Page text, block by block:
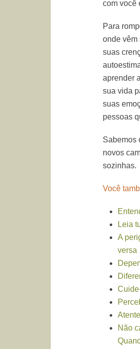
com você
Para
onde vêm
suas
aprender
sua vida
suas
pessoas
Sabemos
novos
sozinhas.
Você
Leia
A
versa
Não